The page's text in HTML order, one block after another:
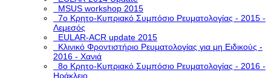
MSUS workshop 2015
7ο Κρητο-Κυπριακό Συμπόσιο Ρευματολογίας - 2015 -
Λεμεσός
EULAR-ACR update 2015
Κλινικό Φροντιστήριο Ρευματολογίας για μη Ειδικούς -
2016 - Χανιά
8ο Κρητο-Κυπριακό Συμπόσιο Ρευματολογίας - 2016 -
Ηράκλειο